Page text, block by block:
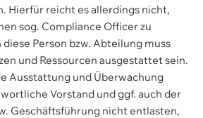
Hierfür reicht es allerdings nicht,
sog. Compliance Officer zu
Person bzw. Abteilung muss
und Ressourcen ausgestattet sein.
Ausstattung und Überwachung
Vorstand und ggf. auch der
Geschäftsführung nicht entlasten,